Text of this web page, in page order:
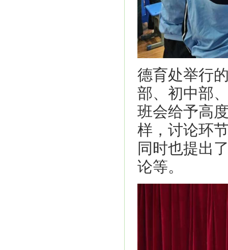
德育处举行
部、初中部
班会给予高
样，讨论环
同时也提出
论等。